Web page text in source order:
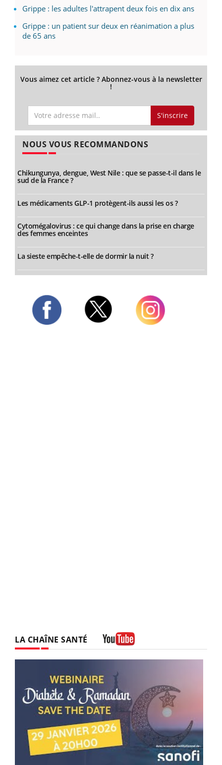
Grippe : les adultes l'attrapent deux fois en dix ans
Grippe : un patient sur deux en réanimation a plus
de 65 ans
Vous aimez cet article ? Abonnez-vous à la newsletter
!
S'inscrire
NOUS VOUS RECOMMANDONS
Chikungunya, dengue, West Nile : que se passe-t-il dans le
sud de la France ?
Les médicaments GLP-1 protègent-ils aussi les os ?
Cytomégalovirus : ce qui change dans la prise en charge
des femmes enceintes
La sieste empêche-t-elle de dormir la nuit ?
LA CHAÎNE SANTÉ